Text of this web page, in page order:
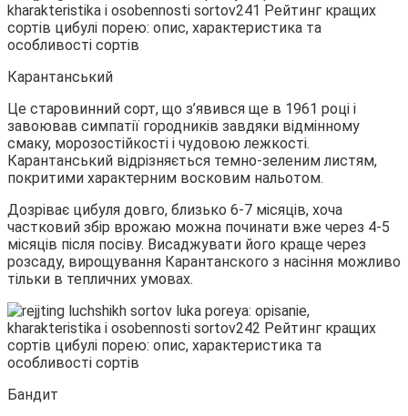
Карантанський
Це старовинний сорт, що з’явився ще в 1961 році і
завоював симпатії городників завдяки відмінному
смаку, морозостійкості і чудовою лежкості.
Карантанський відрізняється темно-зеленим листям,
покритими характерним восковим нальотом.
Дозріває цибуля довго, близько 6-7 місяців, хоча
частковий збір врожаю можна починати вже через 4-5
місяців після посіву. Висаджувати його краще через
розсаду, вирощування Карантанского з насіння можливо
тільки в тепличних умовах.
Бандит